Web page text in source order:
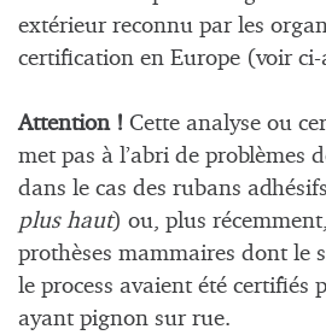
extérieur reconnu par les
certification en Europe (voir ci-
Attention ! Cette analyse ou
met pas à l’abri de problèmes
dans le cas des rubans
plus haut) ou, plus
prothèses mammaires dont le
le process avaient été certifiés
ayant pignon sur rue.